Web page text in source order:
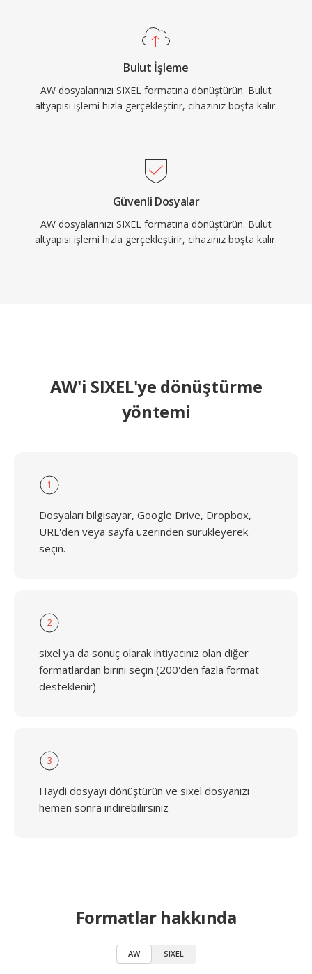
Bulut İşleme
AW dosyalarınızı SIXEL formatına dönüştürün. Bulut
altyapısı işlemi hızla gerçekleştirir, cihazınız boşta kalır.
Güvenli Dosyalar
AW dosyalarınızı SIXEL formatına dönüştürün. Bulut
altyapısı işlemi hızla gerçekleştirir, cihazınız boşta kalır.
AW'i SIXEL'ye dönüştürme
yöntemi
1
Dosyaları bilgisayar, Google Drive, Dropbox,
URL'den veya sayfa üzerinden sürükleyerek
seçin.
2
sixel ya da sonuç olarak ihtiyacınız olan diğer
formatlardan birini seçin (200'den fazla format
desteklenir)
3
Haydi dosyayı dönüştürün ve sixel dosyanızı
hemen sonra indirebilirsiniz
Formatlar hakkında
AW SIXEL